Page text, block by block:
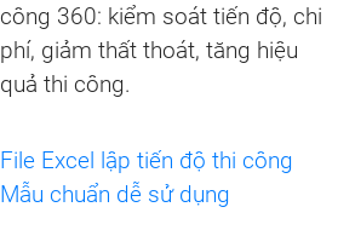
công 360: kiểm soát tiến độ, chi
phí, giảm thất thoát, tăng hiệu
quả thi công.
File Excel lập tiến độ thi công
Mẫu chuẩn dễ sử dụng